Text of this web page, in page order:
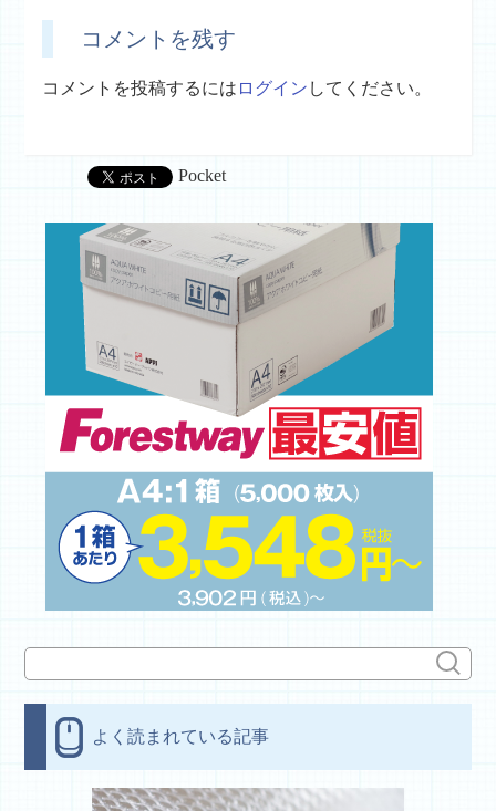
コメントを残す
コメントを投稿するには ログイン してください。
Pocket
よく読まれている記事